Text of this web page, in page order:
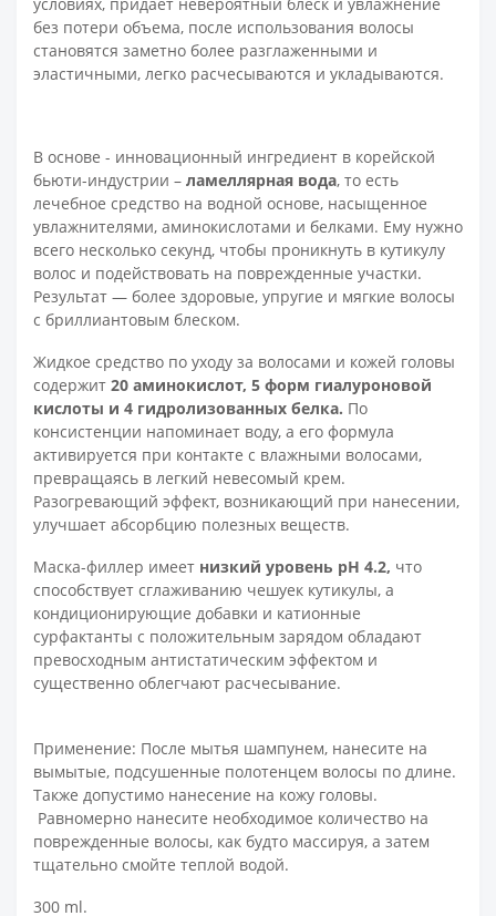
без потери объема, после использования волосы
становятся заметно более разглаженными и
эластичными, легко расчесываются и укладываются.
В основе - инновационный ингредиент в корейской
бьюти-индустрии – ламеллярная вода, то есть
лечебное средство на водной основе, насыщенное
увлажнителями, аминокислотами и белками. Ему нужно
всего несколько секунд, чтобы проникнуть в кутикулу
волос и подействовать на поврежденные участки.
Результат — более здоровые, упругие и мягкие волосы
с бриллиантовым блеском.
Жидкое средство по уходу за волосами и кожей головы
содержит 20 аминокислот, 5 форм гиалуроновой
кислоты и 4 гидролизованных белка. По
консистенции напоминает воду, а его формула
активируется при контакте с влажными волосами,
превращаясь в легкий невесомый крем.
Разогревающий эффект, возникающий при нанесении,
улучшает абсорбцию полезных веществ.
Маска-филлер имеет низкий уровень pH 4.2, что
способствует сглаживанию чешуек кутикулы, а
кондиционирующие добавки и катионные
сурфактанты с положительным зарядом обладают
превосходным антистатическим эффектом и
существенно облегчают расчесывание.
Применение: После мытья шампунем, нанесите на
вымытые, подсушенные полотенцем волосы по длине.
Также допустимо нанесение на кожу головы.
Равномерно нанесите необходимое количество на
поврежденные волосы, как будто массируя, а затем
тщательно смойте теплой водой.
300 ml.